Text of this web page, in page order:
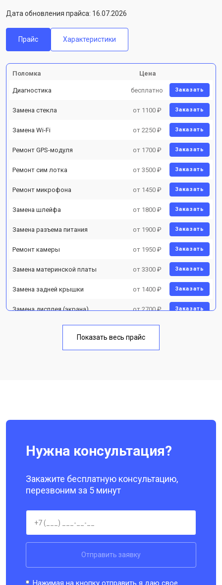
Дата обновления прайса: 16.07.2026
Прайс Характеристики
Поломка Цена
Диагностика бесплатно Заказать
Замена стекла от 1100 ₽ Заказать
Замена Wi-Fi от 2250 ₽ Заказать
Ремонт GPS-модуля от 1700 ₽ Заказать
Ремонт сим лотка от 3500 ₽ Заказать
Ремонт микрофона от 1450 ₽ Заказать
Замена шлейфа от 1800 ₽ Заказать
Замена разъема питания от 1900 ₽ Заказать
Ремонт камеры от 1950 ₽ Заказать
Замена материнской платы от 3300 ₽ Заказать
Замена задней крышки от 1400 ₽ Заказать
Замена дисплея (экрана) от 2700 ₽ Заказать
Замена кнопки включения от 1750 ₽
Показать весь прайс
Нужна консультация?
Закажите бесплатную консультацию,
перезвоним за 5 минут
Отправить заявку
Нажимая на кнопку отправить я даю свое